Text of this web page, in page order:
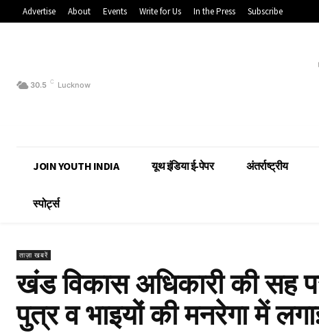
Advertise About Events Write for Us In the Press Subscribe
30.5 C Lucknow
JOIN YOUTH INDIA यूथ इंडिया ई-पेपर अंतर्राष्ट्रीय
स्पोर्ट्स
ताज़ा खबरें
खंड विकास अधिकारी की सह
पुत्र व भाइयों की मनरेगा में